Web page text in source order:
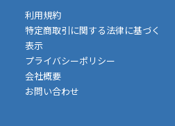
使用できない場合がございま
ついては、その他商品との購入に
。また発送日についても、通常と
商品の説明ページをご確認くださ
場合
される店舗在庫を使用してご準備
在庫がない場合は店舗よりお取り
利用規約
特定商取引に関する法律に基づく
表示
プライバシーポリシー
会社概要
お問い合わせ